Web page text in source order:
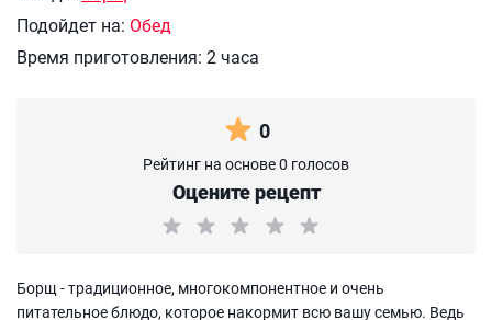
Подойдет на: Обед
Время приготовления: 2 часа
0
Рейтинг на основе 0 голосов
Оцените рецепт
Борщ - традиционное, многокомпонентное и очень
питательное блюдо, которое накормит всю вашу семью. Ведь